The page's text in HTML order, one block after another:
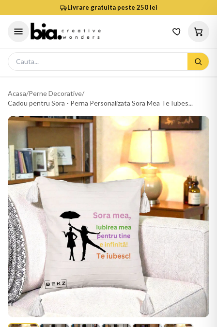
Livrare gratuita peste 250 lei
Acasa/Perne Decorative/
Cadou pentru Sora - Perna Personalizata Sora Mea Te Iubes...